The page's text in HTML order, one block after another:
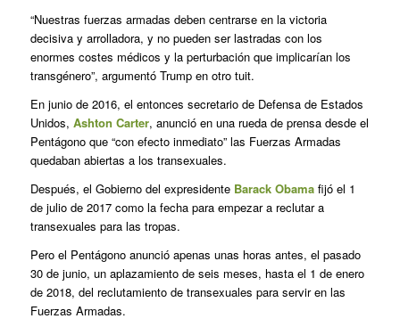
“Nuestras fuerzas armadas deben centrarse en la victoria
decisiva y arrolladora, y no pueden ser lastradas con los
enormes costes médicos y la perturbación que implicarían los
transgénero”, argumentó Trump en otro tuit.
En junio de 2016, el entonces secretario de Defensa de Estados
Unidos, Ashton Carter, anunció en una rueda de prensa desde el
Pentágono que “con efecto inmediato” las Fuerzas Armadas
quedaban abiertas a los transexuales.
Después, el Gobierno del expresidenteBarack Obama fijó el 1
de julio de 2017 como la fecha para empezar a reclutar a
transexuales para las tropas.
Pero el Pentágono anunció apenas unas horas antes, el pasado
30 de junio, un aplazamiento de seis meses, hasta el 1 de enero
de 2018, del reclutamiento de transexuales para servir en las
Fuerzas Armadas.